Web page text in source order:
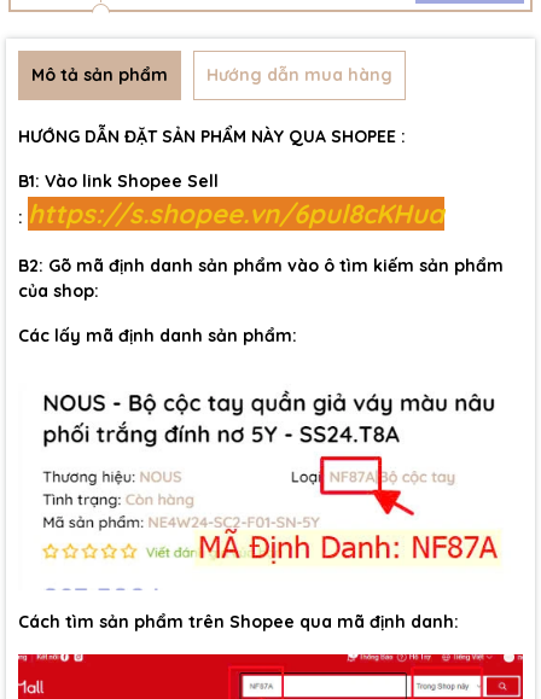
Mô tả sản phẩm Hướng dẫn mua hàng
HƯỚNG DẪN ĐẶT SẢN PHẨM NÀY QUA SHOPEE :
B1: Vào link Shopee Sell
: https://s.shopee.vn/6pul8cKHua
B2: Gõ mã định danh sản phẩm vào ô tìm kiếm sản phẩm
của shop:
Các lấy mã định danh sản phẩm:
Cách tìm sản phẩm trên Shopee qua mã định danh: